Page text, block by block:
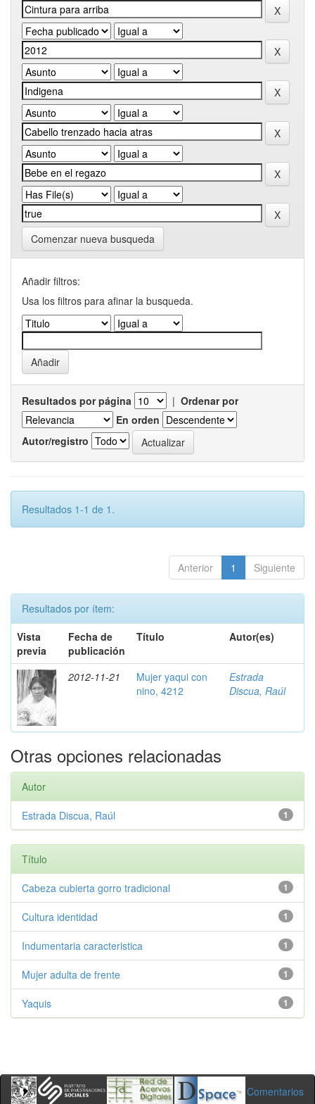
Comenzar nueva busqueda
Añadir filtros:
Usa los filtros para afinar la busqueda.
Resultados por página | Ordenar por
En orden
Autor/registro
Resultados 1-1 de 1.
Anterior 1 Siguiente
Resultados por ítem:
Vista
previa
Fecha de
publicación
Título Autor(es)
2012-11-21
Mujer yaqui con
nino, 4212
Estrada
Discua, Raúl
Otras opciones relacionadas
Autor
1
Estrada Discua, Raúl
Título
1
Cabeza cubierta gorro tradicional
1
Cultura identidad
1
Indumentaria caracteristica
1
Mujer adulta de frente
1
Yaquis
Comentarios